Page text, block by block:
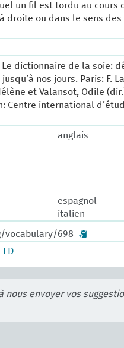
un fil est tordu au cours
droite ou dans le sens
Le dictionnaire de la soie:
nos jours. Paris: F.
et Valansot, Odile
Centre international
anglais
espagnol
italien
vocabulary/698
LD
envoyer vos